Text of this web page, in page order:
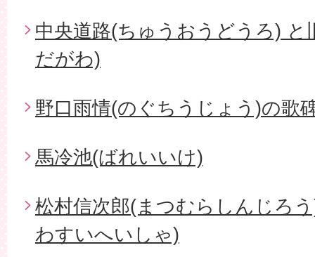
中央道路(ちゅうおうどうろ) と
だがわ)
野口雨情(のぐちうじょう)の歌
馬冷池(ばれいいけ)
松村信次郎(まつむらしんじろ
わすいへいしゃ)